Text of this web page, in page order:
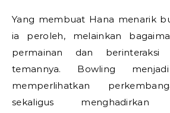
Yang membuat Hana menarik
ia peroleh, melainkan
permainan dan berinteraksi
temannya. Bowling
memperlihatkan
sekaligus menghadirkan